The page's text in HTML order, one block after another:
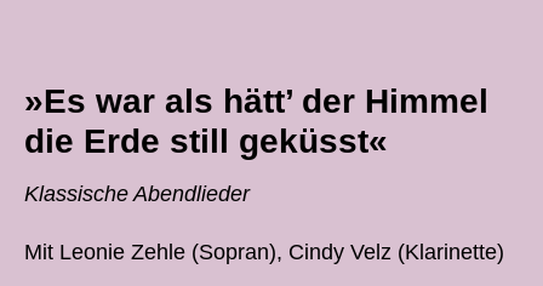
»Es war als hätt’ der Himmel
die Erde still geküsst«
Klassische Abendlieder
Mit Leonie Zehle (Sopran), Cindy Velz (Klarinette)